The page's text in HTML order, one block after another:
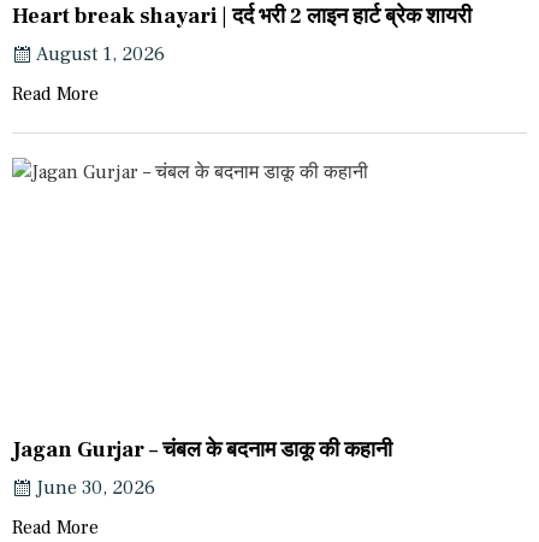
Heart break shayari | दर्द भरी 2 लाइन हार्ट ब्रेक शायरी
August 1, 2026
Read More
Jagan Gurjar – चंबल के बदनाम डाकू की कहानी
June 30, 2026
Read More